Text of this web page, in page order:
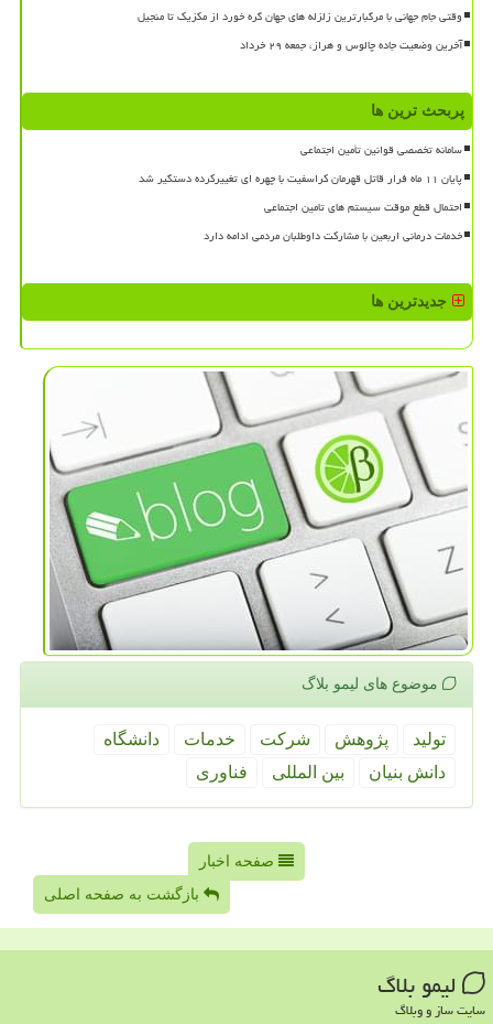
وقتی جام جهانی با مرگبارترین زلزله های جهان گره خورد از مکزیک تا منجیل
آخرین وضعیت جاده چالوس و هراز، جمعه ۲۹ خرداد
پربحث ترین ها
سامانه تخصصی قوانین تأمین اجتماعی
پایان ۱۱ ماه فرار قاتل قهرمان کراسفیت با چهره ای تغییرکرده دستگیر شد
احتمال قطع موقت سیستم های تامین اجتماعی
خدمات درمانی اربعین با مشارکت داوطلبان مردمی ادامه دارد
جدیدترین ها
موضوع های لیمو بلاگ
تولید پژوهش شركت خدمات
دانشگاه
دانش بنیان
بین المللی فناوری
صفحه اخبار
بازگشت به صفحه اصلی
لیمو بلاگ
سایت ساز و وبلاگ